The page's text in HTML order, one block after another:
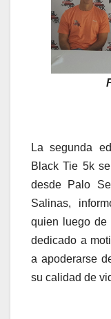
La segunda
Black Tie 5k
desde Palo
Salinas,
quien luego
dedicado a
a apoderarse
su calidad de